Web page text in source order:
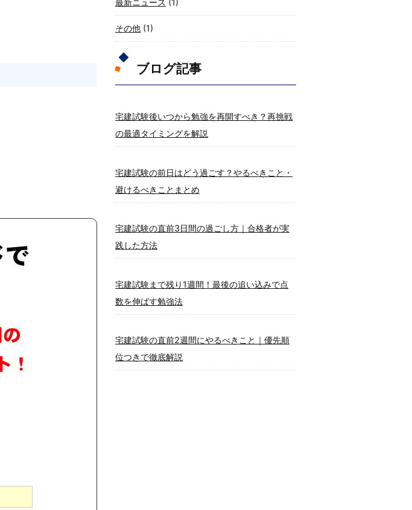
最新ニュース (1)
その他 (1)
ブログ記事
宅建試験後いつから勉強を再開すべき？再挑戦
の最適タイミングを解説
宅建試験の前日はどう過ごす？やるべきこと・
避けるべきことまとめ
宅建試験の直前3日間の過ごし方｜合格者が実
践した方法
宅建試験まで残り1週間！最後の追い込みで点
数を伸ばす勉強法
宅建試験の直前2週間にやるべきこと｜優先順
位つきで徹底解説